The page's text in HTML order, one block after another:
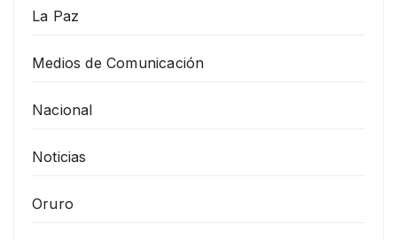
La Paz
Medios de Comunicación
Nacional
Noticias
Oruro